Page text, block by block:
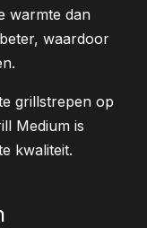
warmte dan
waardoor
grillstrepen op
Medium is
kwaliteit.